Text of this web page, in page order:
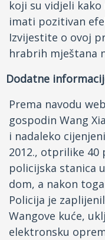
koji su vidjeli
imati pozitivan
Izvijestite o ovoj
hrabrih mještana
Dodatne
Prema navodu
gospodin Wang
i nadaleko
2012., otprilike 40
policijska stanica
dom, a nakon
Policija je
Wangove kuće,
elektronsku